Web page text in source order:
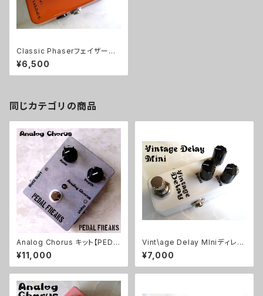
Classic Phaserフェイザーキ
ット【BASIC KIT】
¥6,500
同じカテゴリの商品
Analog Chorus キット【PEDA
L FREAKS】
¥11,000
Vint\age Delay MIniディレイ
キット【BASIC KIT】
¥7,000